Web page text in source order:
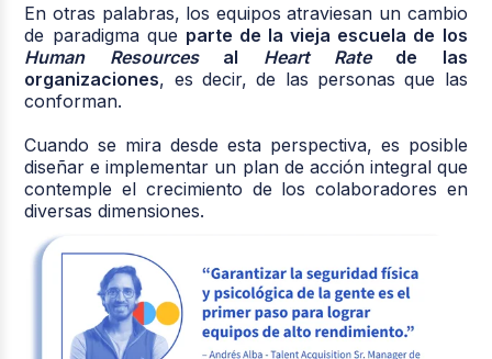
En otras palabras, los equipos atraviesan un cambio
de paradigma que parte de la vieja escuela de los
Human Resources al Heart Ratede las
organizaciones, es decir, de las personas que las
conforman.
Cuando se mira desde esta perspectiva, es posible
diseñar e implementar un plan de acción integral que
contemple el crecimiento de los colaboradores en
diversas dimensiones.